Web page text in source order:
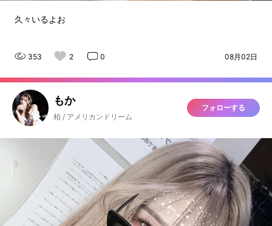
久々いるよお
353 2 0 08月02日
もか
柏 / アメリカンドリーム
フォローする